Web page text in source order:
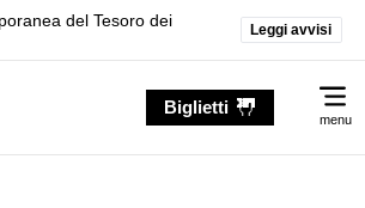
del Tesoro dei
Leggi avvisi
Biglietti
menu